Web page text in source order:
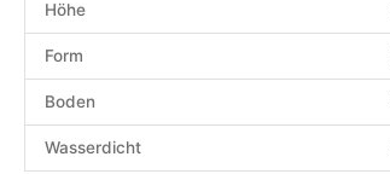
Höhe
Form
Boden
Wasserdicht